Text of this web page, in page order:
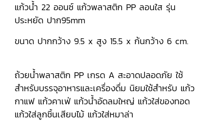
แก้วน้ำ 22 ออนซ์ แก้วพลาสติก PP ลอนใส รุ่น
ประหยัด ปาก95mm
ขนาด ปากกว้าง 9.5 x สูง 15.5 x ก้นกว้าง 6 cm.
ถ้วยน้ำพลาสติก PP เกรด A สะอาดปลอดภัย ใช้
สำหรับบรรจุอาหารและเครื่องดื่ม นิยมใช้สำหรับ แก้ว
กาแฟ แก้วคาเฟ่ แก้วน้ำอัดลมใหญ่ แก้วใส่ของทอด
แก้วใส่ลูกชิ้นเสียบไม้ แก้วใส่หมาล่า